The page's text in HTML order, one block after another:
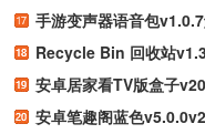
手游变声器语音包
Recycle Bin 回收站
安卓居家看TV版盒子
安卓笔趣阁蓝色